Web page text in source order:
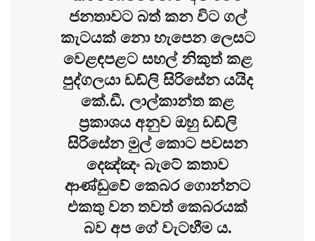
ජනතාවට බත් කන විට ගල්
කැටයක් නො හැපෙන ලෙසට
වෙළඳපළට සහල් නිකුත් කළ
පුද්ගලයා ඩඩ්ලි සිරිසේන යයිද
කේ.ඩී. ලාල්කාන්ත කළ
ප්‍රකාශය අනුව ඔහු ඩඩ්ලි
සිරිසේන මුල් කොට පවසන
දෙඤ්ඤං බැටේ කතාව
ආණ්ඩුවේ කෙබර ගොන්නට
එකතු වන තවත් කෙබරයක්
බව අප ගේ වැටහීම ය.